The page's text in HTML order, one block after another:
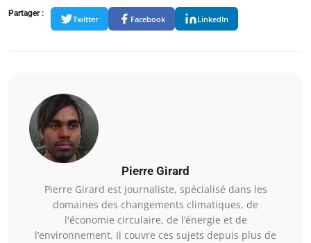
Partager :
Twitter Facebook LinkedIn
Pierre Girard
Pierre Girard est journaliste, spécialisé dans les
domaines des changements climatiques, de
l'économie circulaire, de l’énergie et de
l’environnement. Il couvre ces sujets depuis plus de